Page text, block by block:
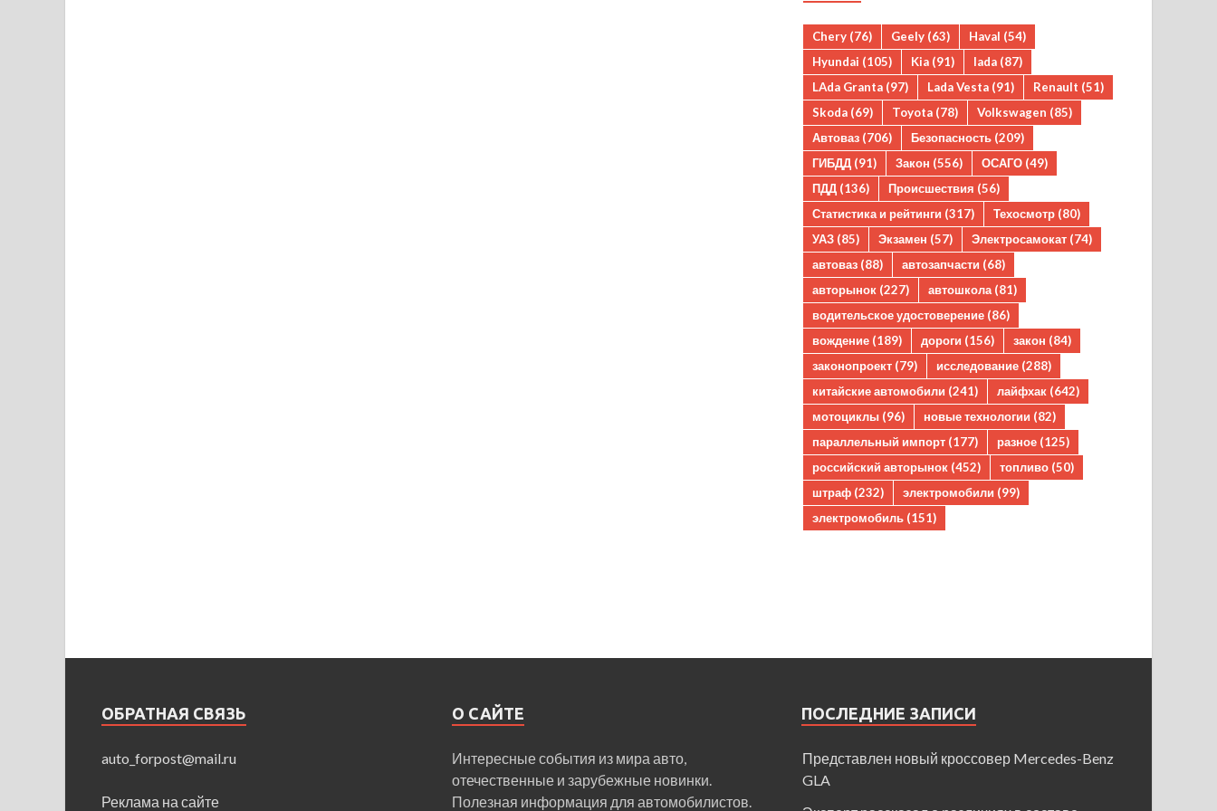
Chery (76) Geely (63) Haval (54)
Hyundai (105) Kia (91) lada (87)
LAda Granta (97) Lada Vesta (91) Renault (51)
Skoda (69) Toyota (78) Volkswagen (85)
Автоваз (706) Безопасность (209)
ГИБДД (91) Закон (556) ОСАГО (49)
ПДД (136) Происшествия (56)
Статистика и рейтинги (317) Техосмотр (80)
УАЗ (85) Экзамен (57) Электросамокат (74)
автоваз (88) автозапчасти (68)
авторынок (227) автошкола (81)
водительское удостоверение (86)
вождение (189) дороги (156) закон (84)
законопроект (79) исследование (288)
китайские автомобили (241) лайфхак (642)
мотоциклы (96) новые технологии (82)
параллельный импорт (177) разное (125)
российский авторынок (452) топливо (50)
штраф (232) электромобили (99)
электромобиль (151)
ОБРАТНАЯ СВЯЗЬ
auto_forpost@mail.ru
Реклама на сайте
О САЙТЕ
Интересные события из мира авто,
отечественные и зарубежные новинки.
Полезная информация для автомобилистов.
ПОСЛЕДНИЕ ЗАПИСИ
Представлен новый кроссовер Mercedes-Benz
GLA